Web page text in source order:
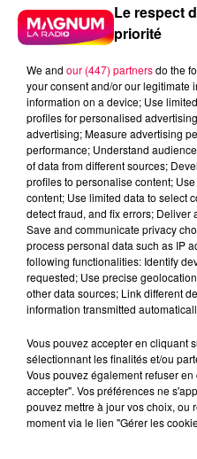
Flash infos
Crédit :Flash infos
podcasts/2023/03/2023-
Le respect
priorité
We and our (447) partnersdo the
your consent and/or our legitimate
information on a device; Use
profiles for personalised
advertising; Measure advertising
performance; Understand
of data from different sources;
profiles to personalise content;
content; Use limited data to select
detect fraud, and fix errors;
Save and communicate privacy
process personal data such as IP
following functionalities: Identify
requested; Use precise
other data sources; Link different
information transmitted
Vous pouvez accepter en cliquant
sélectionnant les finalités et/ou
Vous pouvez également refuser
accepter". Vos préférences ne
pouvez mettre à jour vos choix, ou
moment via le lien "Gérer les